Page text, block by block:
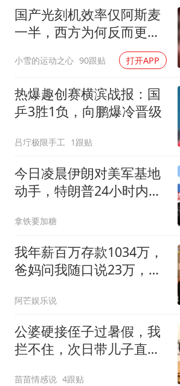
国产光刻机效率仅阿斯麦
一半，西方为何反而更
小雪的运动之心 90跟贴 打开APP
热爆趣创赛横滨战报：国
乒3胜1负，向鹏爆冷晋级
吕坾极限手工 1跟贴
今日凌晨伊朗对美军基地
动手，特朗普24小时内服
拿铁要加糖
我年薪百万存款1034万，
爸妈问我随口说23万，结
阿芒娱乐说
公婆硬接侄子过暑假，我
拦不住，次日带儿子直飞
苗苗情感说 4跟贴